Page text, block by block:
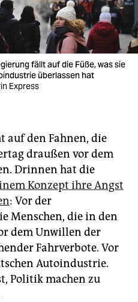
fällt auf die Füße, was sie
überlassen hat
Express
auf den Fahnen, die
draußen vor dem
Drinnen hat die
Konzept ihre Angst
: Vor der
Menschen, die in den
dem Unwillen der
Fahrverbote. Vor
Autoindustrie.
Politik machen zu